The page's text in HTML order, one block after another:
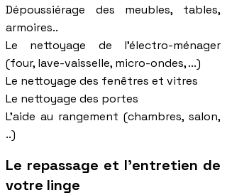
Dépoussiérage des meubles, tables,
armoires..
Le nettoyage de l'électro-ménager
(four, lave-vaisselle, micro-ondes, ...)
Le nettoyage des fenêtres et vitres
Le nettoyage des portes
L'aide au rangement (chambres, salon,
..)
Le repassage et l'entretien de
votre linge